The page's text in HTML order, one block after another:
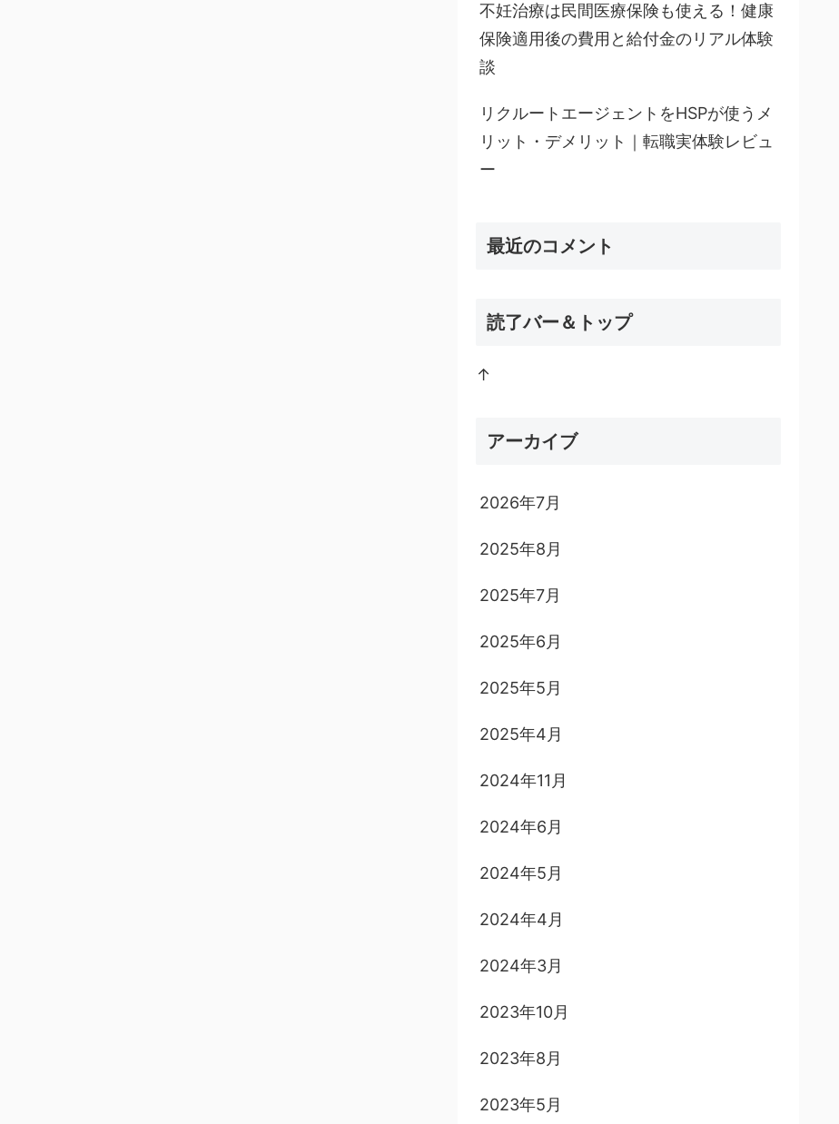
不妊治療は民間医療保険も使える！健康
保険適用後の費用と給付金のリアル体験
談
リクルートエージェントをHSPが使うメ
リット・デメリット｜転職実体験レビュ
ー
最近のコメント
読了バー＆トップ
↑
アーカイブ
2026年7月
2025年8月
2025年7月
2025年6月
2025年5月
2025年4月
2024年11月
2024年6月
2024年5月
2024年4月
2024年3月
2023年10月
2023年8月
2023年5月